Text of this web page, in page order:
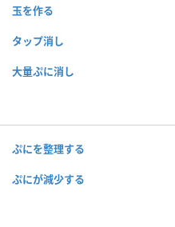
玉を作る
タップ消し
大量ぷに消し
ぷにを整理する
ぷにが減少する